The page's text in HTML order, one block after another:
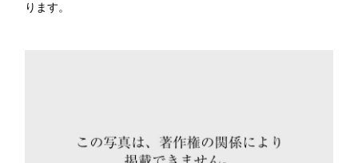
ります。